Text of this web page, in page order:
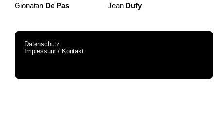
Gionatan De Pas
Jean Dufy
Datenschutz
Impressum / Kontakt